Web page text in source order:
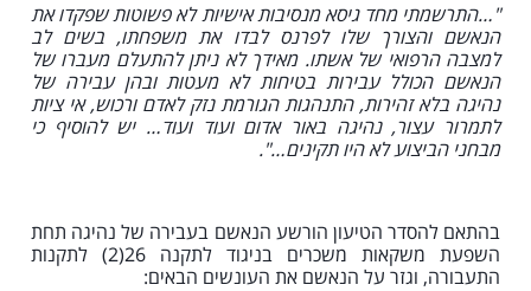
"…התרשמתי מחד גיסא מנסיבות אישיות לא פשוטות שפקדו את
הנאשם והצורך שלו לפרנס לבדו את משפחתו, בשים לב
למצבה הרפואי של אשתו. מאידך לא ניתן להתעלם מעברו של
הנאשם הכולל עבירות בטיחות לא מעטות ובהן עבירה של
נהיגה בלא זהירות, התנהגות הגורמת נזק לאדם ורכוש, אי ציות
לתמרור עצור, נהיגה באור אדום ועוד ועוד… יש להוסיף כי
מבחני הביצוע לא היו תקינים…".
בהתאם להסדר הטיעון הורשע הנאשם בעבירה של נהיגה תחת
השפעת משקאות משכרים בניגוד לתקנה 26(2) לתקנות
התעבורה, וגזר על הנאשם את העונשים הבאים: